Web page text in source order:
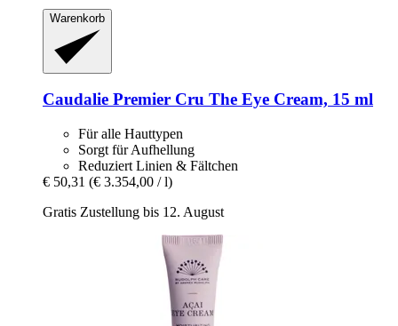
Warenkorb
Caudalie Premier Cru The Eye Cream, 15 ml
Für alle Hauttypen
Sorgt für Aufhellung
Reduziert Linien & Fältchen
€ 50,31 (€ 3.354,00 / l)
Gratis Zustellung bis 12. August